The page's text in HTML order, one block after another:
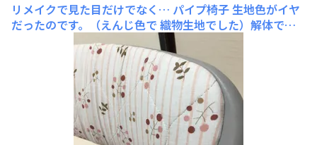
リメイクで見た目だけでなく… パイプ椅子 生地色がイヤ
だったのです。（えんじ色で 織物生地でした）解体でき
そうだったので 思い切って張替え実行☘生地は 傷みが出
始めた 元ベットパッド。よりふかふかするようにダイソ
ーさんの キルト芯をプラス。 チクチクする化繊生地が苦
手なので綿素材に変更できてよかった。カバーリ